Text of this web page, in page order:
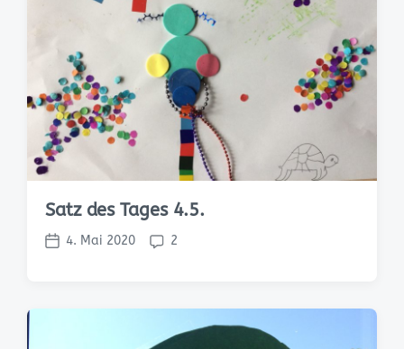
Satz des Tages 4.5.
V
ö
4. Mai 2020
K
m
n
2